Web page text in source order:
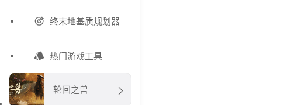
终末地基质规划器
热门游戏工具
轮回之兽